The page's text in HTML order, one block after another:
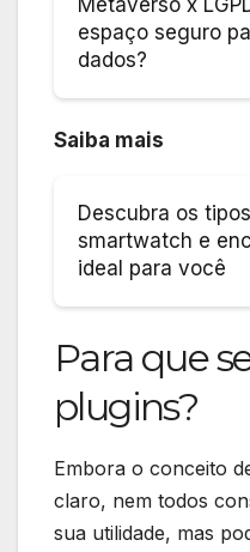
Metaverso x
espaço seguro
dados?
Saiba mais
Descubra os
smartwatch e
ideal para você
Para que
plugins?
Embora o conceito
claro, nem todos
sua utilidade, mas